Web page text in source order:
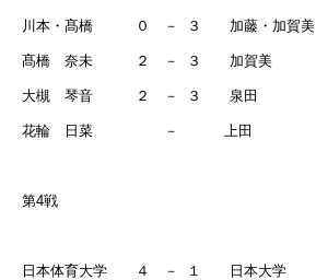
川本・髙橋 ０ － ３ 加藤・加賀美
髙橋 奈未 ２ － ３ 加賀美
大槻 琴音 ２ － ３ 泉田
花輪 日菜 － 上田
第4戦
日本体育大学 ４ － １ 日本大学